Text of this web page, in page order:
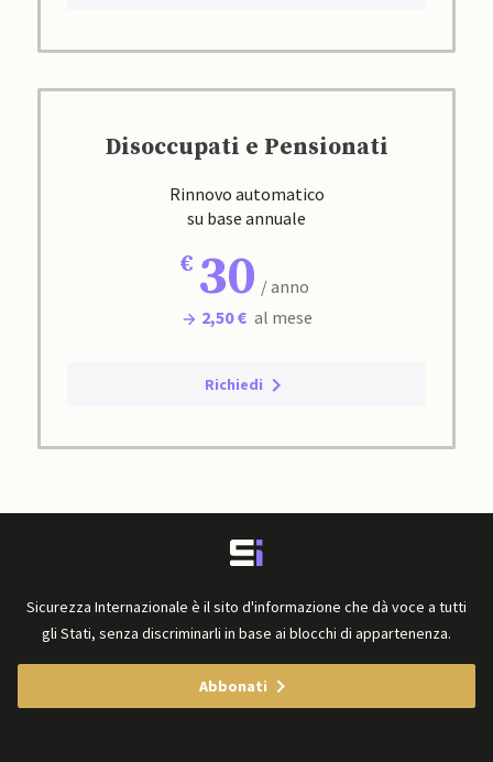
Disoccupati e Pensionati
Rinnovo automatico
su base annuale
30 / anno
2,50 € al mese
Richiedi
Sicurezza Internazionale è il sito d'informazione che dà voce a tutti
gli Stati, senza discriminarli in base ai blocchi di appartenenza.
Abbonati